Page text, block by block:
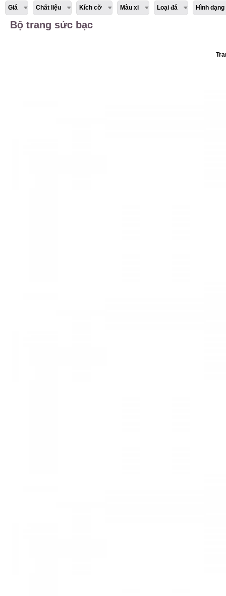
Giá Chất liệu Kích cỡ Màu xi Loại đá Hình dạng
Bộ trang sức bạc